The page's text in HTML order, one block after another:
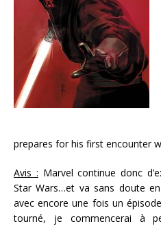
prepares for his first encounter
Avis : Marvel continue donc
Star Wars…et va sans doute
avec encore une fois un
tourné, je commencerai à